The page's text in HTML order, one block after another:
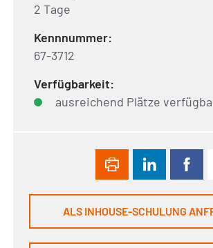
2 Tage
Kennnummer:
67-3712
Verfügbarkeit:
ausreichend Plätze
ALS INHOUSE-SCHULUNG